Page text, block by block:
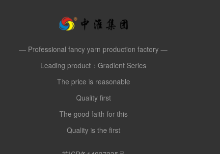
— Professional fancy yarn production factory —
Leading product：Gradient Series
The price is reasonable
Quality first
The good faith for this
Quality is the first